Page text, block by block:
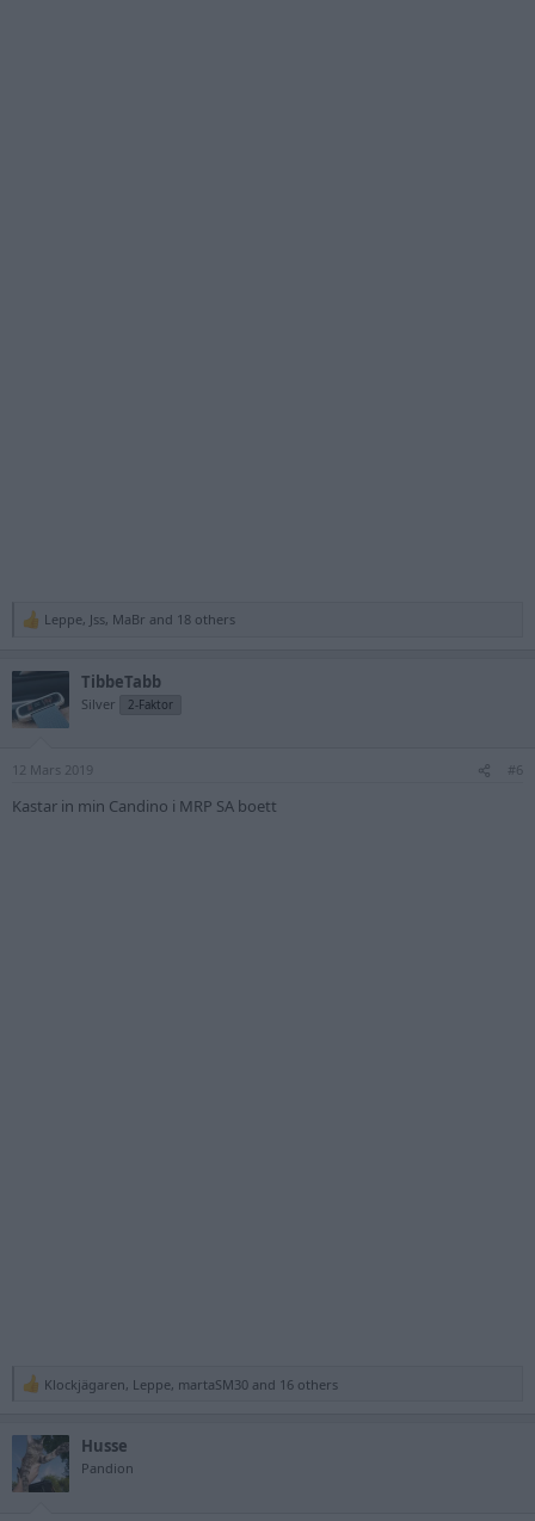
R
c
t
i
s
Leppe, Jss, MaBr and 18 others
TibbeTabb
Silver 2-Faktor
12 Mars 2019 #6
Kastar in min Candino i MRP SA boett
R
t
i
o
Klockjägaren, Leppe, martaSM30 and 16 others
Husse
Pandion